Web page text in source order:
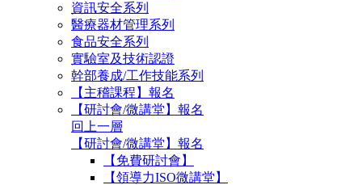
資訊安全系列
醫療器材管理系列
食品安全系列
實驗室及技術認證
幹部養成/工作技能系列
【主稽課程】報名
【研討會/微講堂】報名
回上一層
【研討會/微講堂】報名
【免費研討會】
【領導力ISO微講堂】